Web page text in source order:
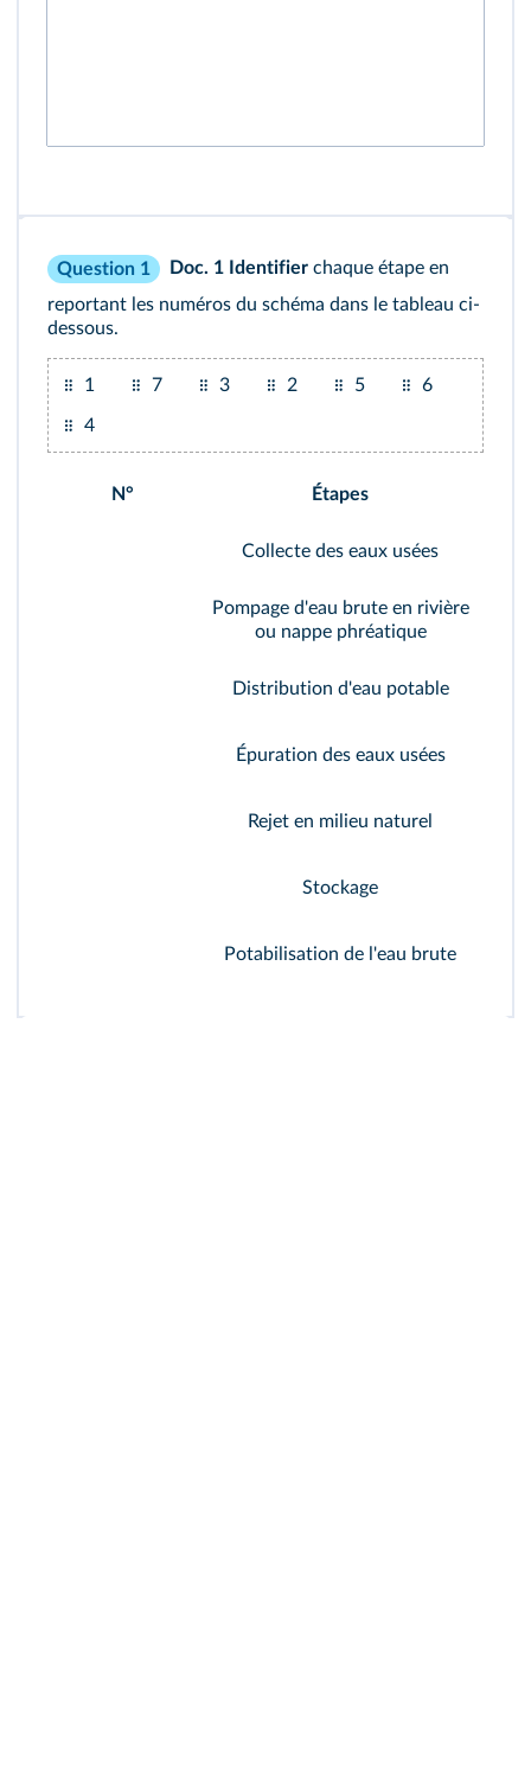
Question 1 Doc. 1 Identifier chaque étape en
reportant les numéros du schéma dans le tableau ci-
dessous.
1 7 3 2 5 6
4
N° Étapes
Collecte des eaux usées
Pompage d'eau brute en rivière
ou nappe phréatique
Distribution d'eau potable
Épuration des eaux usées
Rejet en milieu naturel
Stockage
Potabilisation de l'eau brute